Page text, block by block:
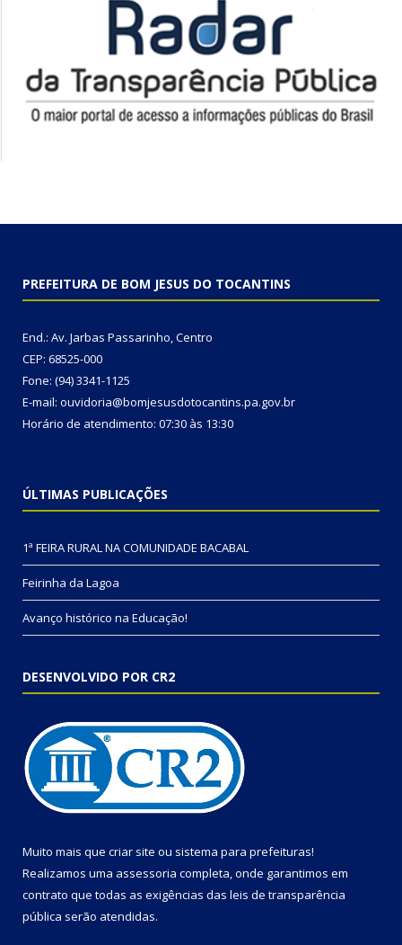
PREFEITURA DE BOM JESUS DO TOCANTINS
End.: Av. Jarbas Passarinho, Centro
CEP: 68525-000
Fone: (94) 3341-1125
E-mail: ouvidoria@bomjesusdotocantins.pa.gov.br
Horário de atendimento: 07:30 às 13:30
ÚLTIMAS PUBLICAÇÕES
1ª FEIRA RURAL NA COMUNIDADE BACABAL
Feirinha da Lagoa
Avanço histórico na Educação!
DESENVOLVIDO POR CR2
Muito mais que criar site ou sistema para prefeituras!
Realizamos uma assessoria completa, onde garantimos em
contrato que todas as exigências das leis de transparência
pública serão atendidas.